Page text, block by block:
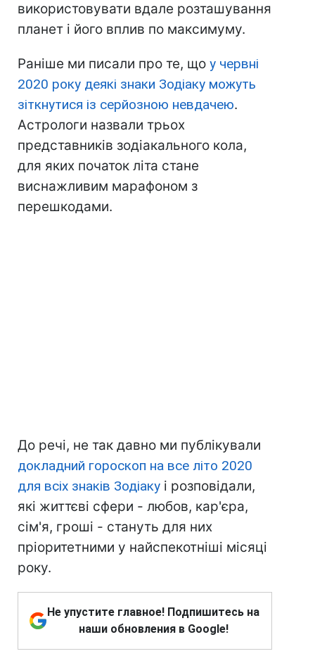
використовувати вдале розташування
планет і його вплив по максимуму.
Раніше ми писали про те, що у червні
2020 року деякі знаки Зодіаку можуть
зіткнутися із серйозною невдачею.
Астрологи назвали трьох
представників зодіакального кола,
для яких початок літа стане
виснажливим марафоном з
перешкодами.
До речі, не так давно ми публікували
докладний гороскоп на все літо 2020
для всіх знаків Зодіаку і розповідали,
які життєві сфери - любов, кар'єра,
сім'я, гроші - стануть для них
пріоритетними у найспекотніші місяці
року.
Не упустите главное! Подпишитесь на
наши обновления в Google!